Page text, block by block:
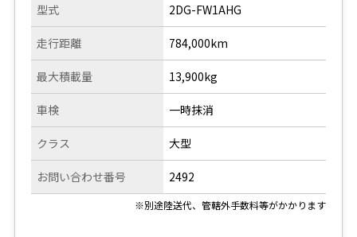
型式
走行距離
2DG-FW1AHG
784,000km
最大積載量
車検
クラス
お問い合わせ番号
13,900kg
一時抹消
大型
2492
※別途陸送代、管轄外手数料等がかかります